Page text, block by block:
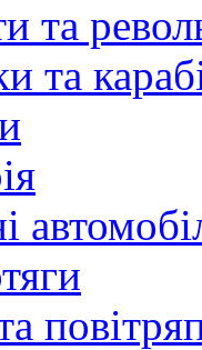
та
та